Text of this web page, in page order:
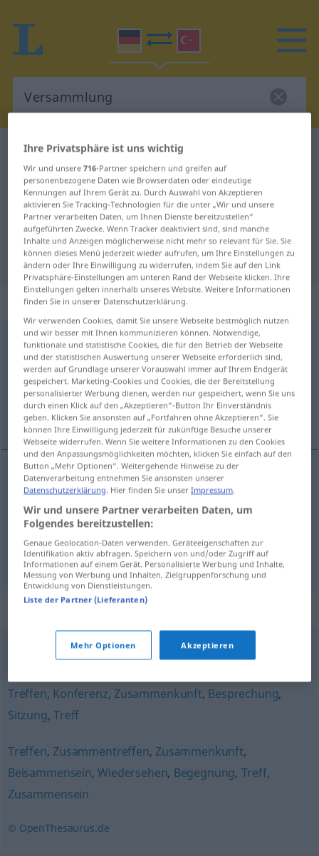
Deutsch-Türkisch Wörterbuch
Deutsch-Türkisch Übersetzung für
"Versammlung"
"Versammlung" Türkisch
Übersetzung
„Versammlung“: weiblich
Versammlungf <Versammlung;-en>
Übersicht aller Übersetzungen
(Für mehr Details die Übersetzung anklicken/antippen)
toplantı, topluluk, kurul
toplantı Versammlung
topluluk Versammlungzufällig
kurul Versammlung(≈ Ausschuss)
Synonyme für "Versammlung"
Trupp (fig.),Runde,Gruppe ,Schar,Kreis
Treffen, Konferenz, Zusammenkunft, Besprechung,
Sitzung,Treff
Treffen, Zusammentreffen, Zusammenkunft,
Beisammensein,Wiedersehen, Begegnung, Treff,
Zusammensein
© OpenThesaurus.de
Ihre Privatsphäre ist uns wichtig
Wir und unsere716-Partner speichern und greifen auf
personenbezogene Daten wie Browserdaten oder eindeutige
Kennungen auf Ihrem Gerät zu. Durch Auswahl von Akzeptieren
aktivieren Sie Tracking-Technologien für die unter „Wir und unsere
Partner verarbeiten Daten, um Ihnen Dienste bereitzustellen“
aufgeführten Zwecke. Wenn Tracker deaktiviert sind, sind manche
Inhalte und Anzeigen möglicherweise nicht mehr so relevant für Sie. Sie
können dieses Menü jederzeit wieder aufrufen, um Ihre Einstellungen zu
ändern oder Ihre Einwilligung zu widerrufen, indem Sie auf den Link
Privatsphäre-Einstellungen am unteren Rand der Webseite klicken. Ihre
Einstellungen gelten innerhalb unseres Website. Weitere Informationen
finden Sie in unserer Datenschutzerklärung.
Wir verwenden Cookies, damit Sie unsere Webseite bestmöglich nutzen
und wir besser mit Ihnen kommunizieren können. Notwendige,
funktionale und statistische Cookies, die für den Betrieb der Webseite
und der statistischen Auswertung unserer Webseite erforderlich sind,
werden auf Grundlage unserer Vorauswahl immer auf Ihrem Endgerät
gespeichert. Marketing-Cookies und Cookies, die der Bereitstellung
personalisierter Werbung dienen, werden nur gespeichert, wenn Sie uns
durch einen Klick auf den „Akzeptieren“-Button Ihr Einverständnis
geben. Klicken Sie ansonsten auf „Fortfahren ohne Akzeptieren“. Sie
können Ihre Einwilligung jederzeit für zukünftige Besuche unserer
Webseite widerrufen. Wenn Sie weitere Informationen zu den Cookies
und den Anpassungsmöglichkeiten möchten, klicken Sie einfach auf den
Button „Mehr Optionen“. Weitergehende Hinweise zu der
Datenverarbeitung entnehmen Sie ansonsten unserer
Datenschutzerklärung. Hier finden Sie unserImpressum.
Wir und unsere Partner verarbeiten Daten, um
Folgendes bereitzustellen:
Genaue Geolocation-Daten verwenden. Geräteeigenschaften zur
Identifikation aktiv abfragen. Speichern von und/oder Zugriff auf
Informationen auf einem Gerät. Personalisierte Werbung und Inhalte,
Messung von Werbung und Inhalten, Zielgruppenforschung und
Entwicklung von Dienstleistungen.
Liste der Partner (Lieferanten)
Mehr Optionen Akzeptieren